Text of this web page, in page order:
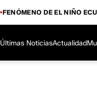
FENÓMENO DE EL NIÑO
Últimas NoticiasActualidad